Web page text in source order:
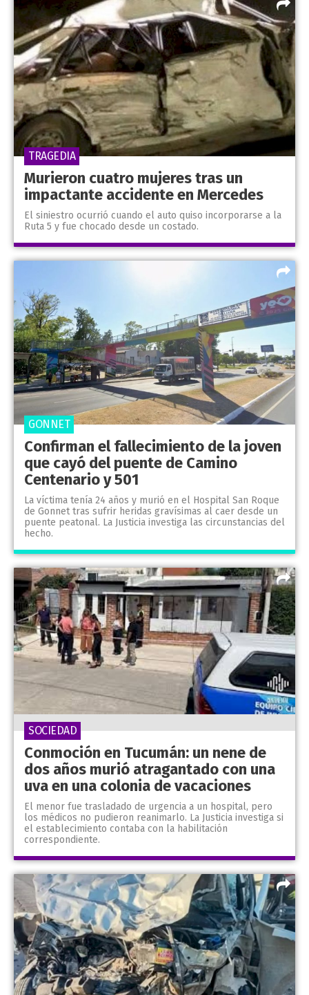
Murieron cuatro mujeres tras un
impactante accidente en Mercedes
El siniestro ocurrió cuando el auto quiso incorporarse a la
Ruta 5 y fue chocado desde un costado.
TRAGEDIA
Confirman el fallecimiento de la joven
que cayó del puente de Camino
Centenario y 501
La víctima tenía 24 años y murió en el Hospital San Roque
de Gonnet tras sufrir heridas gravísimas al caer desde un
puente peatonal. La Justicia investiga las circunstancias del
hecho.
GONNET
Conmoción en Tucumán: un nene de
dos años murió atragantado con una
uva en una colonia de vacaciones
El menor fue trasladado de urgencia a un hospital, pero
los médicos no pudieron reanimarlo. La Justicia investiga si
el establecimiento contaba con la habilitación
correspondiente.
SOCIEDAD